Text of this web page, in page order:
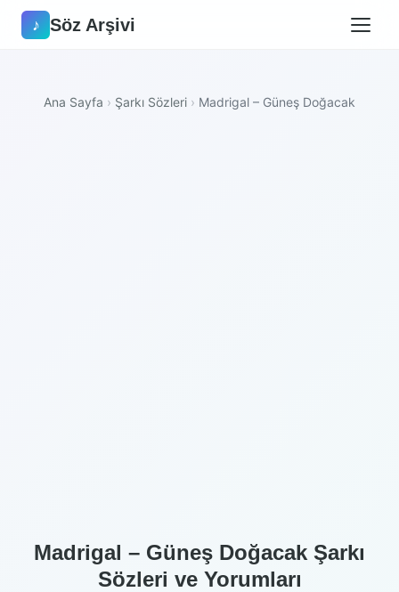
♪ Söz Arşivi
Ana Sayfa › Şarkı Sözleri › Madrigal – Güneş Doğacak
Madrigal – Güneş Doğacak Şarkı
Sözleri ve Yorumları